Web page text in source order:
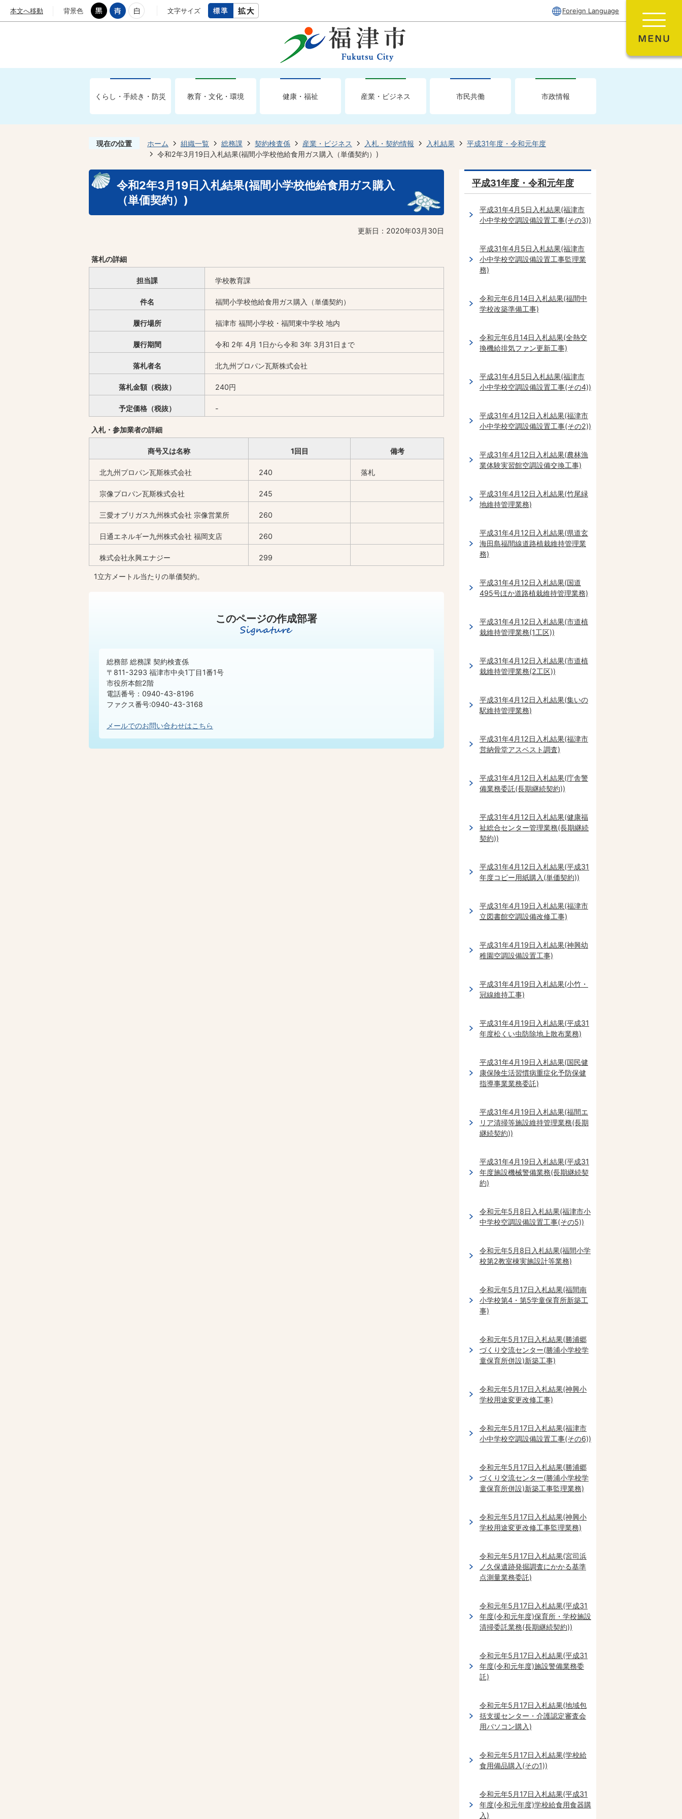
本文へ移動 背景色 文字サイズ Foreign Language
くらし・手続き・防災 教育・文化・環境 健康・福祉 産業・ビジネス 市民共働 市政情報
現在の位置 ホーム 組織一覧 総務課 契約検査係 産業・ビジネス 入札・契約情報 入札結果
平成31年度・令和元年度
令和2年3月19日入札結果(福間小学校他給食用ガス購入（単価契約）)
令和2年3月19日入札結果(福間小学校他給食用ガス購入
（単価契約）)
更新日：2020年03月30日
落札の詳細
担当課 学校教育課
件名 福間小学校他給食用ガス購入（単価契約）
履行場所 福津市 福間小学校・福間東中学校 地内
履行期間 令和 2年 4月 1日から令和 3年 3月31日まで
落札者名 北九州プロパン瓦斯株式会社
落札金額（税抜） 240円
予定価格（税抜） -
入札・参加業者の詳細
商号又は名称 1回目 備考
北九州プロパン瓦斯株式会社 240 落札
宗像プロパン瓦斯株式会社 245
三愛オブリガス九州株式会社 宗像営業所 260
日通エネルギー九州株式会社 福岡支店 260
株式会社永興エナジー 299
1立方メートル当たりの単価契約。
このページの作成部署
総務部 総務課 契約検査係
〒811-3293 福津市中央1丁目1番1号
市役所本館2階
電話番号：0940-43-8196
ファクス番号:0940-43-3168
メールでのお問い合わせはこちら
平成31年度・令和元年度
平成31年4月5日入札結果(福津市
小中学校空調設備設置工事(その3))
平成31年4月5日入札結果(福津市
小中学校空調設備設置工事監理業
務)
令和元年6月14日入札結果(福間中
学校改築準備工事)
令和元年6月14日入札結果(全熱交
換機給排気ファン更新工事)
平成31年4月5日入札結果(福津市
小中学校空調設備設置工事(その4))
平成31年4月12日入札結果(福津市
小中学校空調設備設置工事(その2))
平成31年4月12日入札結果(農林漁
業体験実習館空調設備交換工事)
平成31年4月12日入札結果(竹尾緑
地維持管理業務)
平成31年4月12日入札結果(県道玄
海田島福間線道路植栽維持管理業
務)
平成31年4月12日入札結果(国道
495号ほか道路植栽維持管理業務)
平成31年4月12日入札結果(市道植
栽維持管理業務(1工区))
平成31年4月12日入札結果(市道植
栽維持管理業務(2工区))
平成31年4月12日入札結果(集いの
駅維持管理業務)
平成31年4月12日入札結果(福津市
営納骨堂アスベスト調査)
平成31年4月12日入札結果(庁舎警
備業務委託(長期継続契約))
平成31年4月12日入札結果(健康福
祉総合センター管理業務(長期継続
契約))
平成31年4月12日入札結果(平成31
年度コピー用紙購入(単価契約))
平成31年4月19日入札結果(福津市
立図書館空調設備改修工事)
平成31年4月19日入札結果(神興幼
稚園空調設備設置工事)
平成31年4月19日入札結果(小竹・
冠線維持工事)
平成31年4月19日入札結果(平成31
年度松くい虫防除地上散布業務)
平成31年4月19日入札結果(国民健
康保険生活習慣病重症化予防保健
指導事業業務委託)
平成31年4月19日入札結果(福間エ
リア清掃等施設維持管理業務(長期
継続契約))
平成31年4月19日入札結果(平成31
年度施設機械警備業務(長期継続契
約)
令和元年5月8日入札結果(福津市小
中学校空調設備設置工事(その5))
令和元年5月8日入札結果(福間小学
校第2教室棟実施設計等業務)
令和元年5月17日入札結果(福間南
小学校第4・第5学童保育所新築工
事)
令和元年5月17日入札結果(勝浦郷
づくり交流センター(勝浦小学校学
童保育所併設)新築工事)
令和元年5月17日入札結果(神興小
学校用途変更改修工事)
令和元年5月17日入札結果(福津市
小中学校空調設備設置工事(その6))
令和元年5月17日入札結果(勝浦郷
づくり交流センター(勝浦小学校学
童保育所併設)新築工事監理業務)
令和元年5月17日入札結果(神興小
学校用途変更改修工事監理業務)
令和元年5月17日入札結果(宮司浜
ノ久保遺跡発掘調査にかかる基準
点測量業務委託)
令和元年5月17日入札結果(平成31
年度(令和元年度)保育所・学校施設
清掃委託業務(長期継続契約))
令和元年5月17日入札結果(平成31
年度(令和元年度)施設警備業務委
託)
令和元年5月17日入札結果(地域包
括支援センター・介護認定審査会
用パソコン購入)
令和元年5月17日入札結果(学校給
食用備品購入(その1))
令和元年5月17日入札結果(平成31
年度(令和元年度)学校給食用食器購
入)